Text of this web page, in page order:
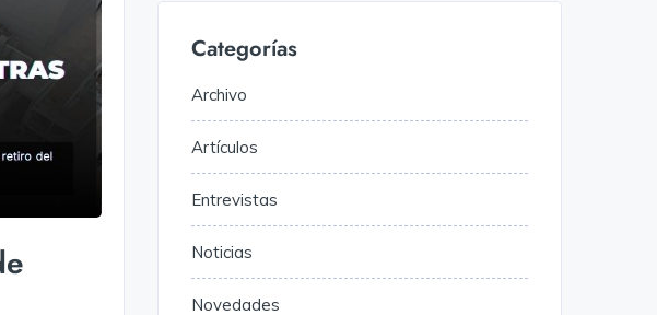
Categorías
Archivo
Artículos
Entrevistas
Noticias
Novedades